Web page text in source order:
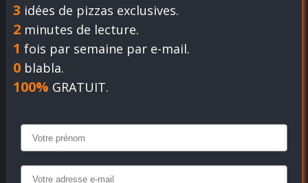
3 idées de pizzas exclusives.
2minutes de lecture.
1 fois par semaine par e-mail.
0blabla.
100% GRATUIT.